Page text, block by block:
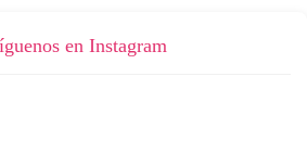
en Instagram